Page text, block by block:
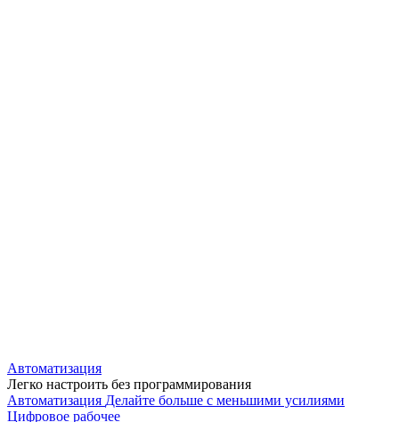
Автоматизация
Легко настроить без программирования
Автоматизация Делайте больше с меньшими усилиями
Цифровое рабочее